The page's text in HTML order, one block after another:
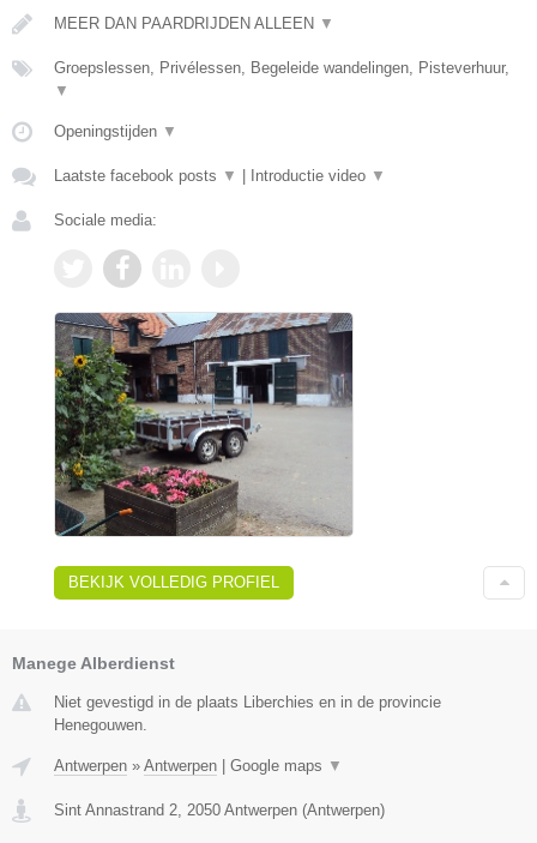
MEER DAN PAARDRIJDEN ALLEEN ▼
Groepslessen, Privélessen, Begeleide wandelingen, Pisteverhuur,
▼
Openingstijden ▼
Laatste facebook posts ▼ Introductie video ▼
Sociale media:
BEKIJK VOLLEDIG PROFIEL
Manege Alberdienst
Niet gevestigd in de plaats Liberchies en in de provincie
Henegouwen.
Antwerpen » Antwerpen | Google maps ▼
Sint Annastrand 2 2050 Antwerpen (Antwerpen)